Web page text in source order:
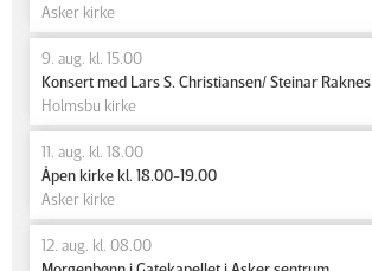
Asker kirke
9. aug. kl. 15.00
Konsert med Lars S. Christiansen/ Steinar Raknes
Holmsbu kirke
11. aug. kl. 18.00
Åpen kirke kl. 18.00-19.00
Asker kirke
12. aug. kl. 08.00